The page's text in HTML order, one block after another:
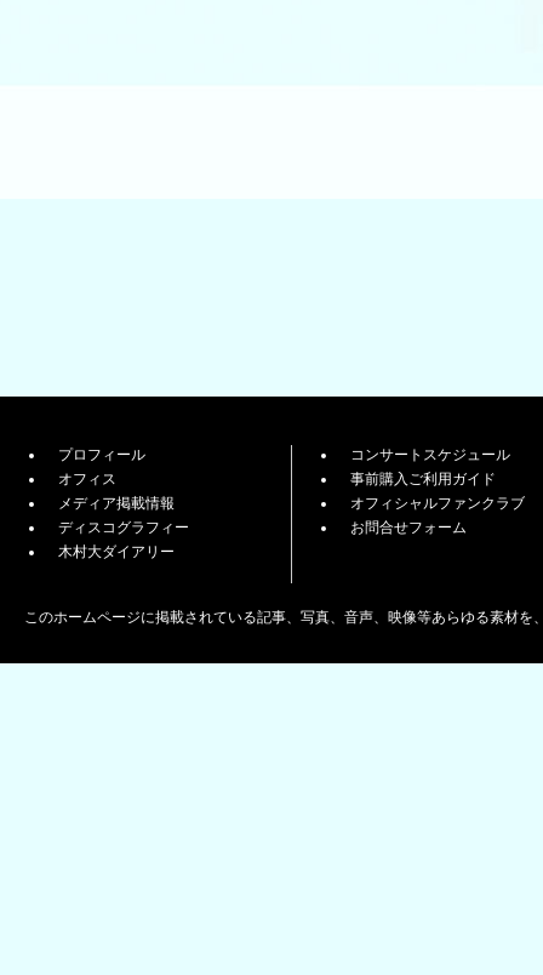
プロフィール
オフィス
メディア掲載情報
ディスコグラフィー
木村大ダイアリー
コンサートスケジュール
事前購入ご利用ガイド
オフィシャルファンクラブ
お問合せフォーム
このホームページに掲載されている記事、写真、音声、映像等あらゆる素材